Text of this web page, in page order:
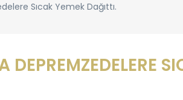
Sıcak Yemek Dağıttı.